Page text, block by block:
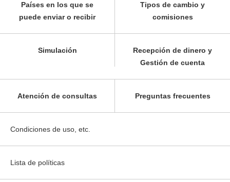
Países en los que se
puede enviar o recibir
Tipos de cambio y
comisiones
Simulación
Recepción de dinero y
Gestión de cuenta
Atención de consultas Preguntas frecuentes
Condiciones de uso, etc.
Lista de políticas